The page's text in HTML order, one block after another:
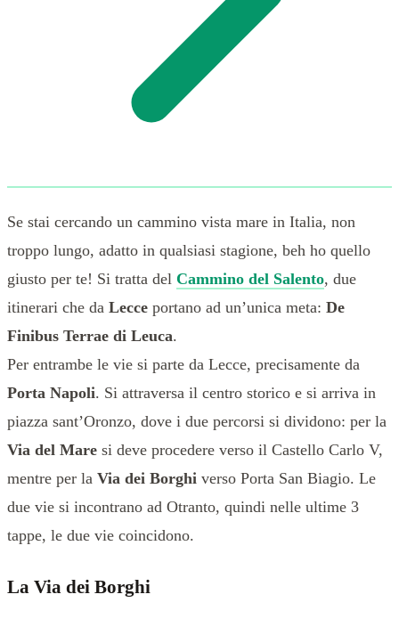
Se stai cercando un cammino vista mare in Italia, non
troppo lungo, adatto in qualsiasi stagione, beh ho quello
giusto per te! Si tratta del Cammino del Salento, due
itinerari che da Lecce portano ad un’unica meta: De
Finibus Terrae di Leuca.
Per entrambe le vie si parte da Lecce, precisamente da
Porta Napoli. Si attraversa il centro storico e si arriva in
piazza sant’Oronzo, dove i due percorsi si dividono: per la
Via del Mare si deve procedere verso il Castello Carlo V,
mentre per la Via dei Borghi verso Porta San Biagio. Le
due vie si incontrano ad Otranto, quindi nelle ultime 3
tappe, le due vie coincidono.
La Via dei Borghi